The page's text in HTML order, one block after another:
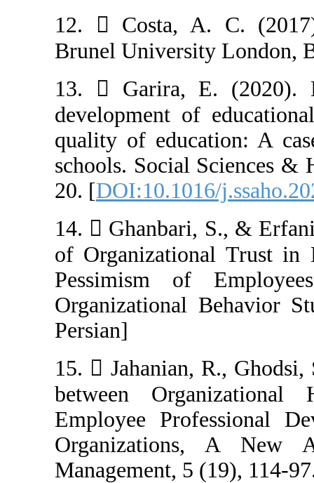
12.  Costa,
Brunel
13.  Garira,
development
quality of
schools. Social
20.‏ [
14.  Ghanbari,
of
Pessimism
Organizational
15.  Jahanian,
between
Employee
Management, 5